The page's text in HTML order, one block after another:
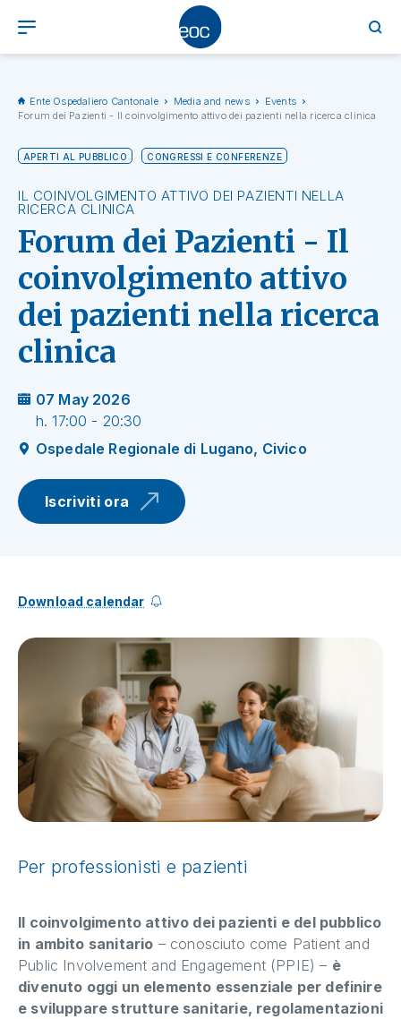
Ente Ospedaliero Cantonale Media and news
Events
Forum dei Pazienti - Il coinvolgimento attivo dei pazienti nella ricerca clinica
APERTI AL PUBBLICO CONGRESSI E CONFERENZE
IL COINVOLGIMENTO ATTIVO DEI PAZIENTI NELLA
RICERCA CLINICA
Forum dei Pazienti - Il
coinvolgimento attivo
dei pazienti nella ricerca
clinica
07 May 2026
h. 17:00 - 20:30
Ospedale Regionale di Lugano, Civico
Iscriviti ora
Download calendar
Per professionisti e pazienti
Il coinvolgimento attivo dei pazienti e del pubblico
in ambito sanitario – conosciuto come Patient and
Public Involvement and Engagement (PPIE) – è
divenuto oggi un elemento essenziale per definire
e sviluppare strutture sanitarie, regolamentazioni